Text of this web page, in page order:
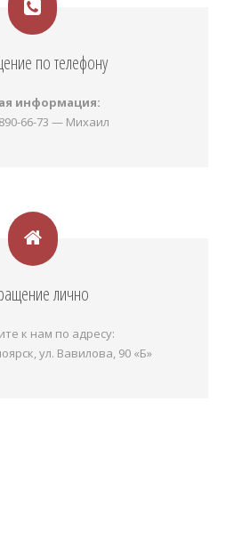
по телефону
информация:
66-73 — Михаил
лично
к нам по адресу:
ул. Вавилова, 90 «Б»